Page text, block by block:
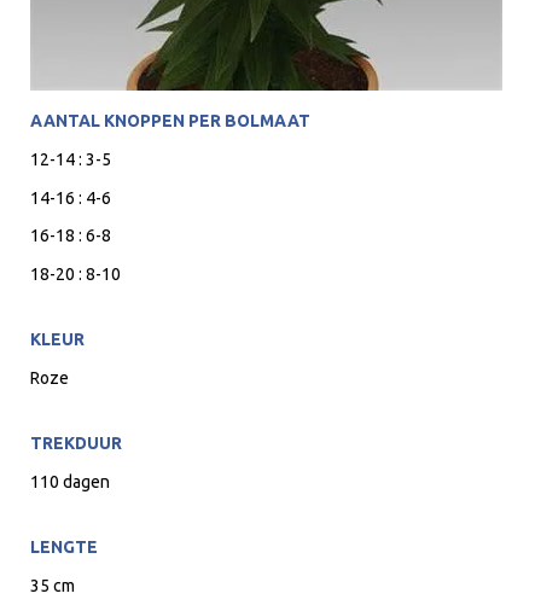
AANTAL KNOPPEN PER BOLMAAT
12-14 : 3-5
14-16 : 4-6
16-18 : 6-8
18-20 : 8-10
KLEUR
Roze
TREKDUUR
110 dagen
LENGTE
35 cm